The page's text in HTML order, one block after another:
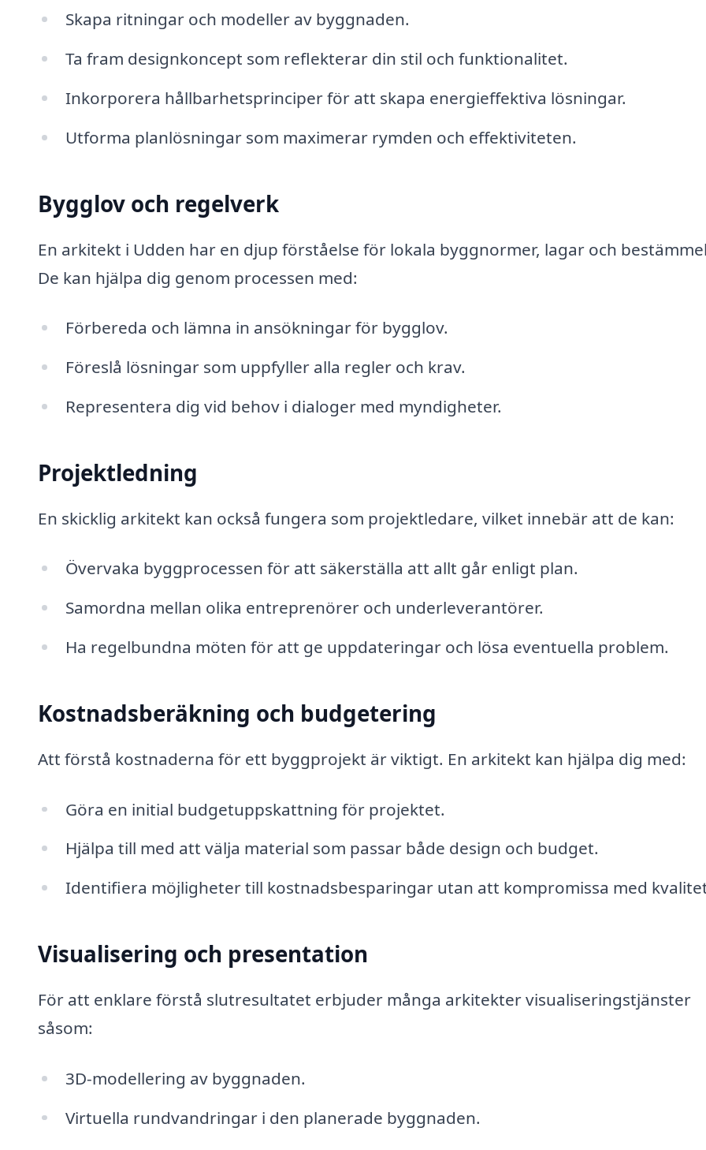
Skapa ritningar och modeller av byggnaden.
Ta fram designkoncept som reflekterar din stil och funktionalitet.
Inkorporera hållbarhetsprinciper för att skapa energieffektiva lösningar.
Utforma planlösningar som maximerar rymden och effektiviteten.
Bygglov och regelverk
En arkitekt i Udden har en djup förståelse för lokala byggnormer, lagar och
De kan hjälpa dig genom processen med:
Förbereda och lämna in ansökningar för bygglov.
Föreslå lösningar som uppfyller alla regler och krav.
Representera dig vid behov i dialoger med myndigheter.
Projektledning
En skicklig arkitekt kan också fungera som projektledare, vilket innebär att de kan:
Övervaka byggprocessen för att säkerställa att allt går enligt plan.
Samordna mellan olika entreprenörer och underleverantörer.
Ha regelbundna möten för att ge uppdateringar och lösa eventuella problem.
Kostnadsberäkning och budgetering
Att förstå kostnaderna för ett byggprojekt är viktigt. En arkitekt kan hjälpa dig med:
Göra en initial budgetuppskattning för projektet.
Hjälpa till med att välja material som passar både design och budget.
Identifiera möjligheter till kostnadsbesparingar utan att kompromissa med
Visualisering och presentation
För att enklare förstå slutresultatet erbjuder många arkitekter visualiseringstjänster
såsom:
3D-modellering av byggnaden.
Virtuella rundvandringar i den planerade byggnaden.